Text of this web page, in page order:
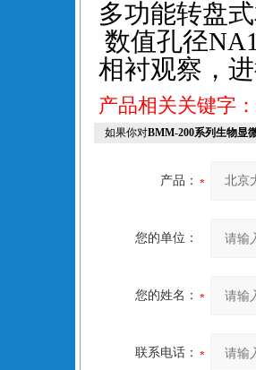
多功能转盘
数值孔径
相衬观察，
产品相关关键字
如果你对BMM-200系列生物显
产品：
您的单位：
您的姓名：
联系电话：